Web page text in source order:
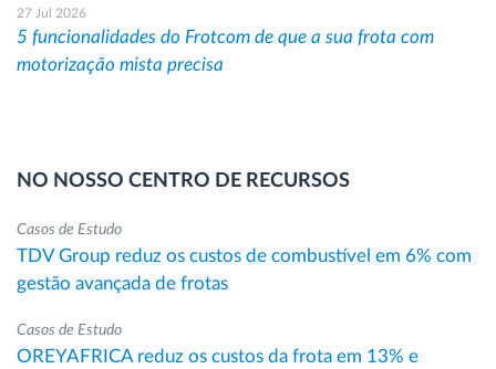
27 Jul 2026
5 funcionalidades do Frotcom de que a sua frota com
motorização mista precisa
NO NOSSO CENTRO DE RECURSOS
Casos de Estudo
TDV Group reduz os custos de combustível em 6% com
gestão avançada de frotas
Casos de Estudo
OREYAFRICA reduz os custos da frota em 13% e